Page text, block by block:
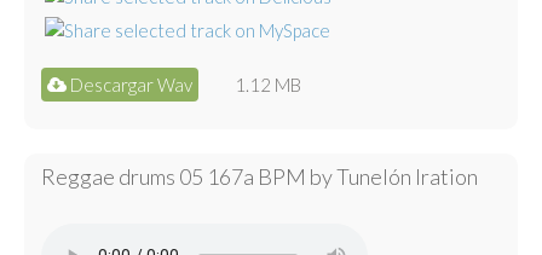
Descargar Wav 1.12 MB
Reggae drums 05 167a BPM by Tunelón Iration